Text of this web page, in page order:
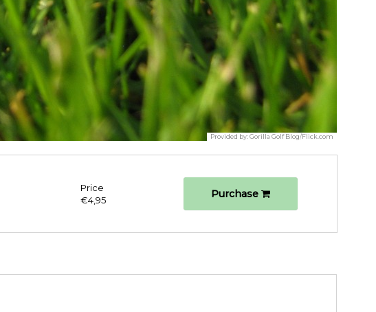
Provided by:Gorilla Golf Blog/Flick.com
Price
€4,95
Purchase